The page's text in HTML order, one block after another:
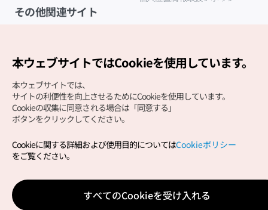
その他関連サイト
Copyright (c) Korea Tourism Organization All Rights
サイトエラー報告公式メール
japanese@knto.or.kr
本ウェブサイトではCookieを使用しています。
本ウェブサイトでは、
サイトの利便性を向上させるためにCookieを使用しています。
Cookieの収集に同意される場合は「同意する」
ボタンをクリックしてください。
Cookieに関する詳細および使用目的についてはCookieポリシー
をご覧ください。
すべてのCookieを受け入れる